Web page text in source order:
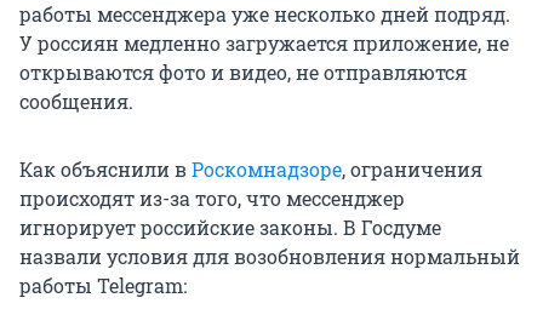
работы мессенджера уже несколько дней подряд.
У россиян медленно загружается приложение, не
открываются фото и видео, не отправляются
сообщения.
Как объяснили вРоскомнадзоре, ограничения
происходят из-за того, что мессенджер
игнорирует российские законы. В Госдуме
назвали условия для возобновления нормальный
работы Telegram: